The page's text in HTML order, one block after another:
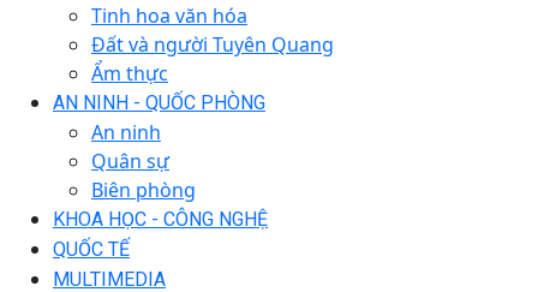
Tinh hoa văn hóa
Đất và người Tuyên Quang
Ẩm thực
AN NINH - QUỐC PHÒNG
An ninh
Quân sự
Biên phòng
KHOA HỌC - CÔNG NGHỆ
QUỐC TẾ
MULTIMEDIA